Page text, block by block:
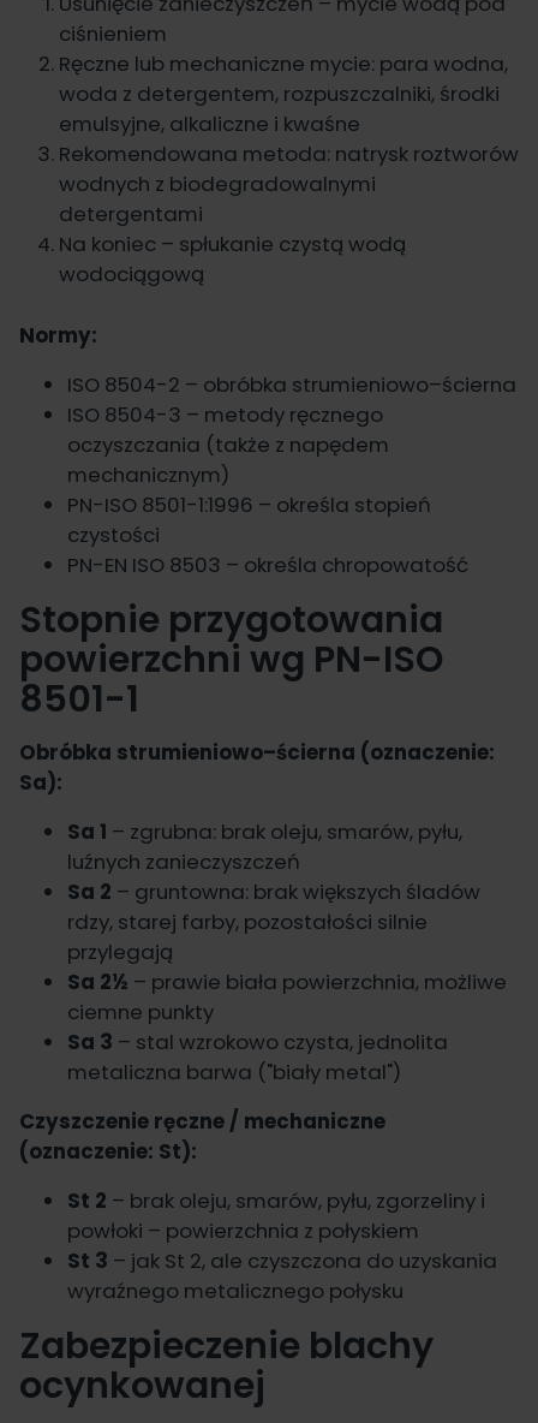
ciśnieniem
Ręczne lub mechaniczne mycie: para wodna,
woda z detergentem, rozpuszczalniki, środki
emulsyjne, alkaliczne i kwaśne
Rekomendowana metoda: natrysk roztworów
wodnych z biodegradowalnymi
detergentami
Na koniec – spłukanie czystą wodą
wodociągową
Normy:
ISO 8504-2 – obróbka strumieniowo–ścierna
ISO 8504-3 – metody ręcznego
oczyszczania (także z napędem
mechanicznym)
PN-ISO 8501-1:1996 – określa stopień
czystości
PN-EN ISO 8503 – określa chropowatość
Stopnie przygotowania
powierzchni wg PN-ISO
8501-1
Obróbka strumieniowo–ścierna (oznaczenie:
Sa):
Sa 1 – zgrubna: brak oleju, smarów, pyłu,
luźnych zanieczyszczeń
Sa 2 – gruntowna: brak większych śladów
rdzy, starej farby, pozostałości silnie
przylegają
Sa 2½ – prawie biała powierzchnia, możliwe
ciemne punkty
Sa 3 – stal wzrokowo czysta, jednolita
metaliczna barwa ("biały metal")
Czyszczenie ręczne / mechaniczne
(oznaczenie: St):
St 2 – brak oleju, smarów, pyłu, zgorzeliny i
powłoki – powierzchnia z połyskiem
St 3 – jak St 2, ale czyszczona do uzyskania
wyraźnego metalicznego połysku
Zabezpieczenie blachy
ocynkowanej